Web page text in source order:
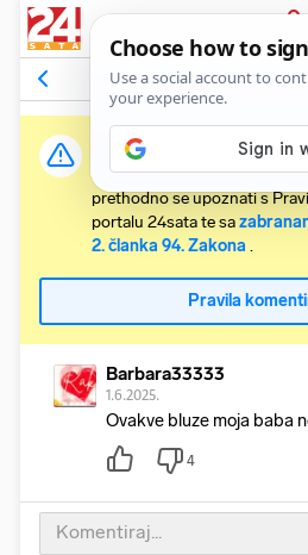
PRIJAVA
Komentari1
Važna obavijest:
Svaki korisnik koji želi
prethodno se upoznati s
portalu 24sata te sa
2. članka 94. Zakona .
Pravila
Barbara33333
1.6.2025.
Ovakve bluze moja baba
4